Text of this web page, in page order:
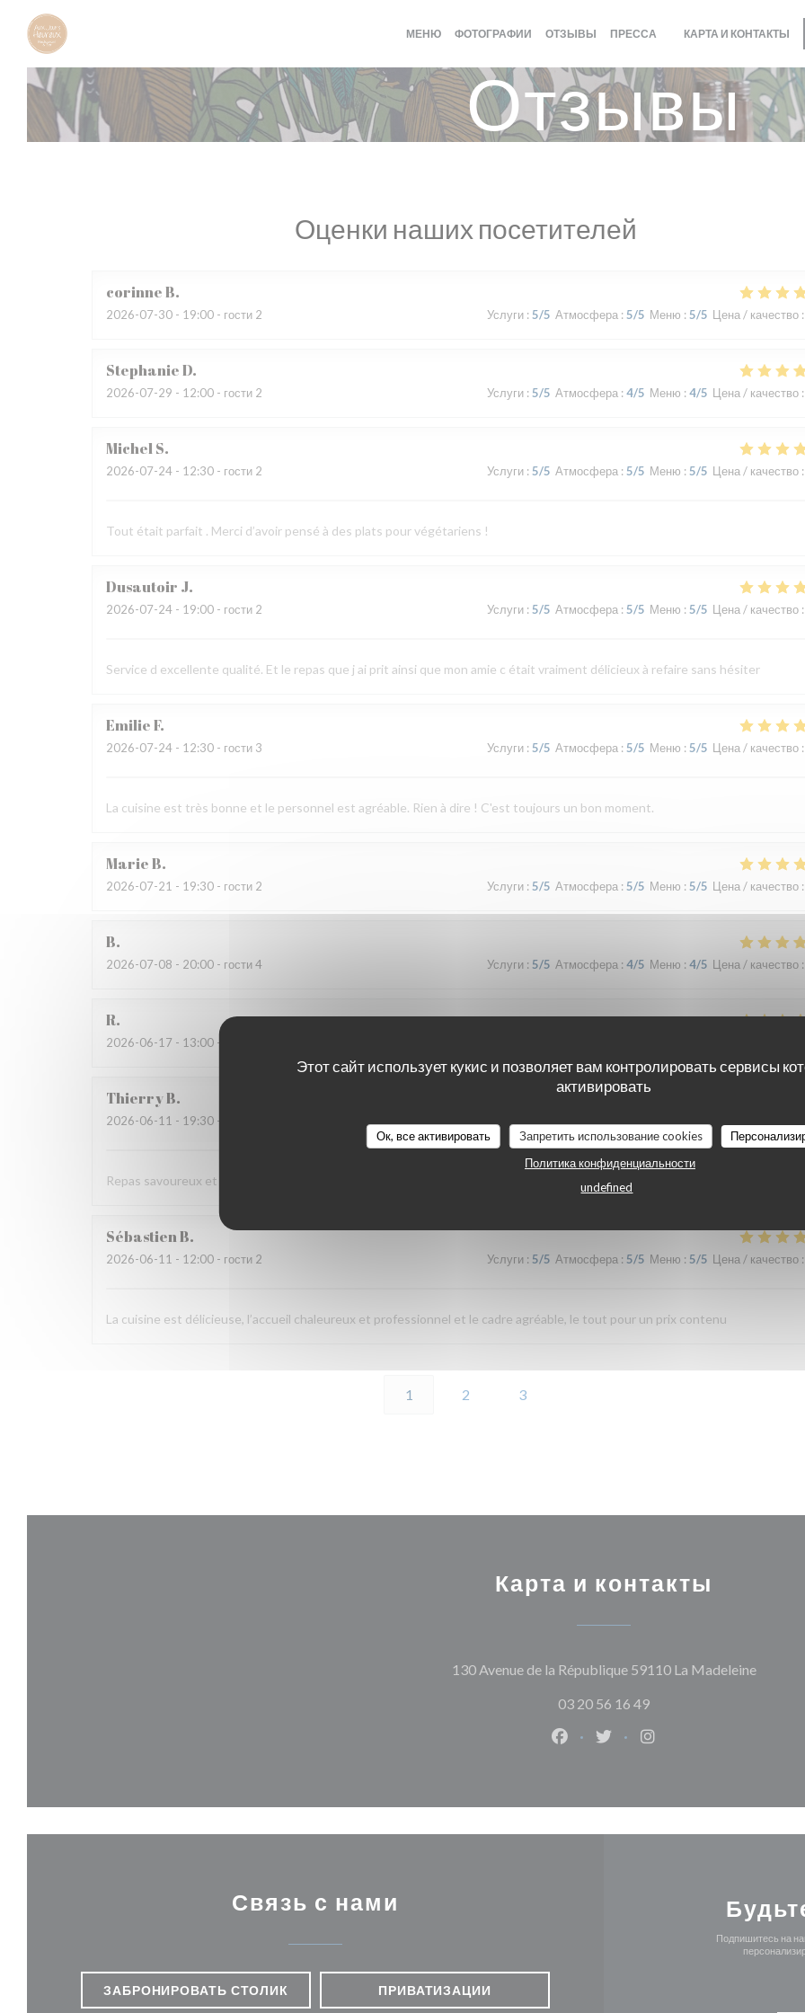
Панель управления cookies
Этот сайт использует кукис и позволяет вам контролировать сервисы
активировать
Ок, все активировать Запретить использование cookies
Политика конфиденциальности
undefined
МЕНЮ ФОТОГРАФИИ ОТЗЫВЫ ПРЕССА
((ОТКРЫВАЕТСЯ В
КАРТА И КОНТАКТЫ
Отзывы
Оценки наших посетителей
corinneB
2026-07-30 - 19:00 - гости 2 Услуги: 5/5 Атмосфера : 5/5 Меню : 5/5 Цена / качество:
StephanieD
2026-07-29 - 12:00 - гости 2 Услуги: 5/5 Атмосфера : 4/5 Меню : 4/5 Цена / качество:
MichelS
2026-07-24 - 12:30 - гости 2 Услуги: 5/5 Атмосфера : 5/5 Меню : 5/5 Цена / качество:
Tout était parfait . Merci d’avoir pensé à des plats pour végétariens !
Dusautoir J
2026-07-24 - 19:00 - гости 2 Услуги: 5/5 Атмосфера : 5/5 Меню : 5/5 Цена / качество:
Service d excellente qualité. Et le repas que j ai prit ainsi que mon amie c était vraiment délicieux à refaire sans hésiter
EmilieF
2026-07-24 - 12:30 - гости 3 Услуги: 5/5 Атмосфера : 5/5 Меню : 5/5 Цена / качество:
La cuisine est très bonne et le personnel est agréable. Rien à dire ! C'est toujours un bon moment.
MarieB
2026-07-21 - 19:30 - гости 2 Услуги: 5/5 Атмосфера : 5/5 Меню : 5/5 Цена / качество:
B
2026-07-08 - 20:00 - гости 4 Услуги: 5/5 Атмосфера : 4/5 Меню : 4/5 Цена / качество:
R
2026-06-17 - 13:00 - гости 3
ThierryB
2026-06-11 - 19:30 - гости 2
Repas savoureux et original . Accueil très sympa .
SébastienB
2026-06-11 - 12:00 - гости 2 Услуги : 5/5 Атмосфера : 5/5 Меню : 5/5 Цена / качество:
La cuisine est délicieuse, l’accueil chaleureux et professionnel et le cadre agréable, le tout pour un prix contenu
1 2 3
Карта и контакты
130 Avenue de la République 59110 La Madeleine
03 20 56 16 49
Facebook ((открывается в новом
Twitter ((открывается в
Instagram
Связь с нами
ЗАБРОНИРОВАТЬ СТОЛИК ПРИВАТИЗАЦИИ
Подпишитесь на